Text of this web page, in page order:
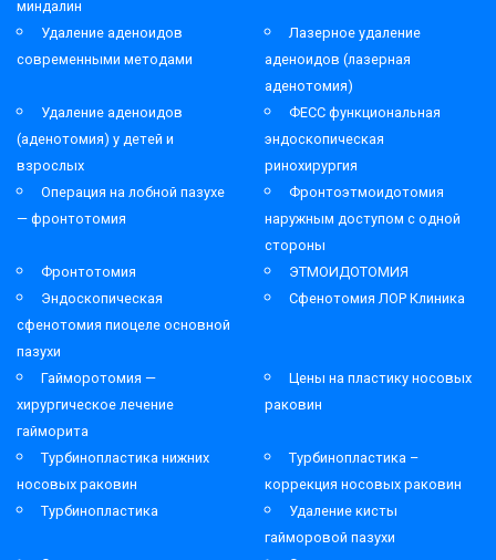
миндалин
Удаление аденоидов
современными методами
Лазерное удаление
аденоидов (лазерная
аденотомия)
Удаление аденоидов
(аденотомия) у детей и
взрослых
ФЕСС функциональная
эндоскопическая
ринохирургия
Операция на лобной пазухе
— фронтотомия
Фронтоэтмоидотомия
наружным доступом с одной
стороны
Фронтотомия
ЭТМОИДОТОМИЯ
Эндоскопическая
сфенотомия пиоцеле основной
пазухи
Сфенотомия ЛОР Клиника
Гайморотомия —
хирургическое лечение
гайморита
Цены на пластику носовых
раковин
Турбинопластика нижних
носовых раковин
Турбинопластика –
коррекция носовых раковин
Турбинопластика
Удаление кисты
гайморовой пазухи